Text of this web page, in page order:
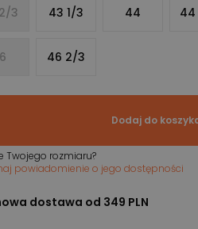
3 43 1/3 44
46 2/3
Dodaj do
Twojego rozmiaru?
powiadomienie o jego dostępności
dostawa od 349 PLN